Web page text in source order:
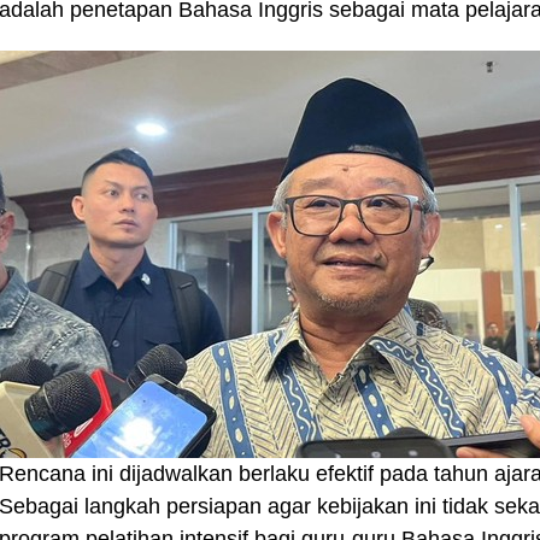
adalah penetapan Bahasa Inggris sebagai mata
‎‎Rencana ini dijadwalkan berlaku efektif pada tahun
Sebagai langkah persiapan agar kebijakan ini tidak